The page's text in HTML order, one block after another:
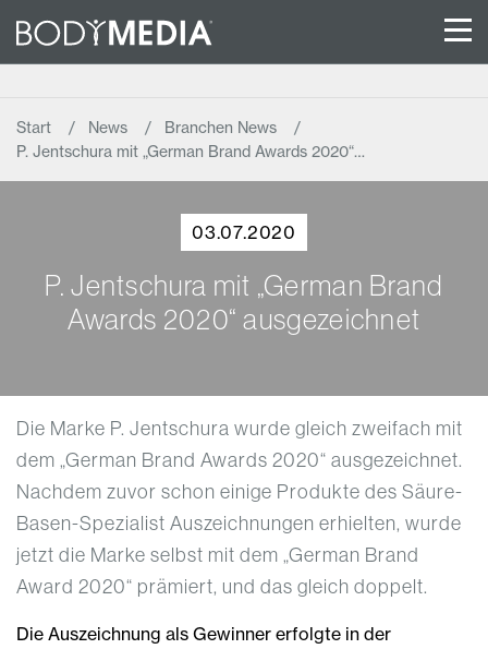
Start News
Branchen News
P. Jentschura mit „German Brand Awards 2020“…
03.07.2020
P. Jentschura mit „German Brand
Awards 2020“ ausgezeichnet
Die Marke P. Jentschura wurde gleich zweifach mit
dem „German Brand Awards 2020“ ausgezeichnet.
Nachdem zuvor schon einige Produkte des Säure-
Basen-Spezialist Auszeichnungen erhielten, wurde
jetzt die Marke selbst mit dem „German Brand
Award 2020“ prämiert, und das gleich doppelt.
Die Auszeichnung als Gewinner erfolgte in der